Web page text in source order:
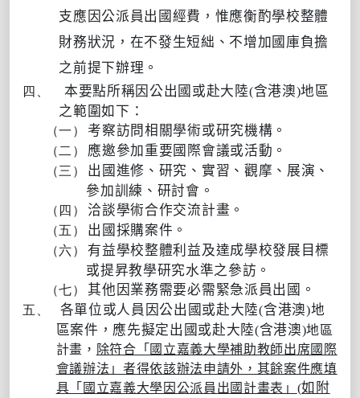
支應因公派員出國經費，惟應衡酌學校整體
財務狀況，在不發生短絀、不增加國庫負擔
之前提下辦理。
四、 本要點所稱因公出國或赴大陸(含港澳)地區
之範圍如下：
（一） 考察訪問相關學術或研究機構。
（二） 應邀參加重要國際會議或活動。
（三）
出國進修、研究、實習、觀摩、展演、
參加訓練、研討會。
（四） 洽談學術合作交流計畫。
（五） 出國採購案件。
（六）
有益學校整體利益及達成學校發展目標
或提昇教學研究水準之參訪。
（七） 其他因業務需要必需緊急派員出國。
五、 各單位或人員因公出國或赴大陸(含港澳)地
區案件，應先擬定出國或赴大陸(含港澳)地區
計畫， 除符合「國立嘉義大學補助教師出席國際
會議辦法」者得依該辦法申請外，其餘案件應填
具「國立嘉義大學因公派員出國計畫表」 (如附